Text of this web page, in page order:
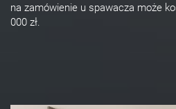
na zamówienie u spawacza może
000 zł.